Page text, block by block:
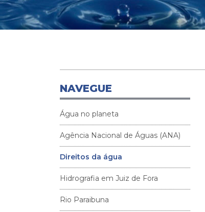
NAVEGUE
Água no planeta
Agência Nacional de Águas (ANA)
Direitos da água
Hidrografia em Juiz de Fora
Rio Paraibuna